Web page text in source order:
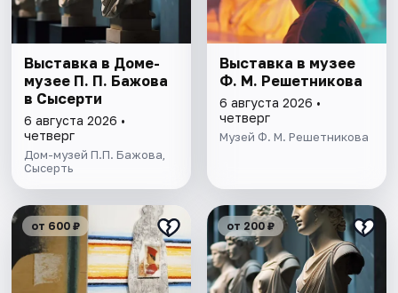
Выставка в Доме-
музее П. П. Бажова
в Сысерти
6 августа 2026 •
четверг
Дом-музей П.П. Бажова,
Сысерть
Выставка в музее
Ф. М. Решетникова
6 августа 2026 •
четверг
Музей Ф. М. Решетникова
от 600 ₽ от 200 ₽